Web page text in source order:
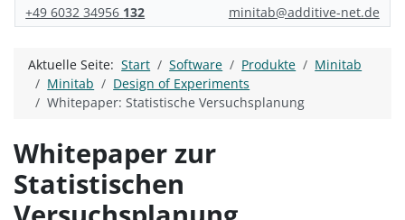
+49 6032 34956 132 minitab@additive-net.de
Aktuelle Seite:Start Software Produkte
Minitab
Minitab
Design of Experiments
Whitepaper: Statistische Versuchsplanung
Whitepaper zur
Statistischen